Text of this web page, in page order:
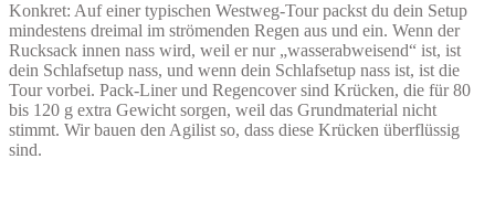
Konkret: Auf einer typischen Westweg-Tour packst du dein Setup
mindestens dreimal im strömenden Regen aus und ein. Wenn der
Rucksack innen nass wird, weil er nur „wasserabweisend“ ist, ist
dein Schlafsetup nass, und wenn dein Schlafsetup nass ist, ist die
Tour vorbei. Pack-Liner und Regencover sind Krücken, die für 80
bis 120 g extra Gewicht sorgen, weil das Grundmaterial nicht
stimmt. Wir bauen den Agilist so, dass diese Krücken überflüssig
sind.